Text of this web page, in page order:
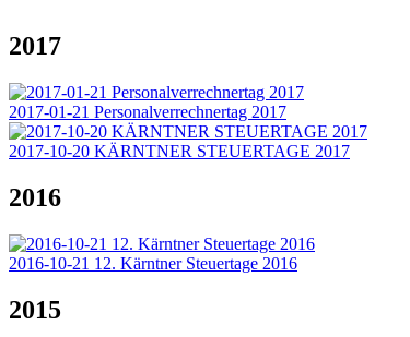
2017
2017-01-21 Personalverrechnertag 2017
2017-10-20 KÄRNTNER STEUERTAGE 2017
2016
2016-10-21 12. Kärntner Steuertage 2016
2015